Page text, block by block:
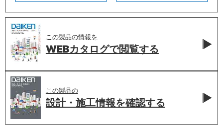
この製品の情報を
WEBカタログで閲覧する
この製品の
設計・施工情報を確認する